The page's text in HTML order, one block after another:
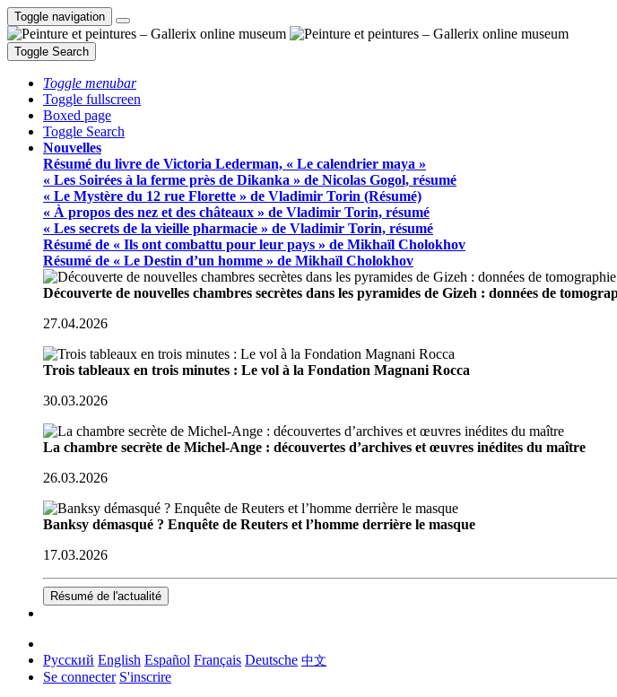
Toggle navigation
Toggle Search
Toggle menubar
Toggle fullscreen
Boxed page
Toggle Search
Nouvelles
Résumé du livre de Victoria Lederman, « Le calendrier maya »
« Les Soirées à la ferme près de Dikanka » de Nicolas Gogol, résumé
« Le Mystère du 12 rue Florette » de Vladimir Torin (Résumé)
« À propos des nez et des châteaux » de Vladimir Torin, résumé
« Les secrets de la vieille pharmacie » de Vladimir Torin, résumé
Résumé de « Ils ont combattu pour leur pays » de Mikhaïl Cholokhov
Résumé de « Le Destin d’un homme » de Mikhaïl Cholokhov
Découverte de nouvelles chambres secrètes dans les pyramides de Gizeh : données de
27.04.2026
Trois tableaux en trois minutes : Le vol à la Fondation Magnani Rocca
30.03.2026
La chambre secrète de Michel-Ange : découvertes d’archives et œuvres inédites du maître
26.03.2026
Banksy démasqué ? Enquête de Reuters et l’homme derrière le masque
17.03.2026
Résumé de l'actualité
Русский English Español Français Deutsche 中文
Se connecter S'inscrire